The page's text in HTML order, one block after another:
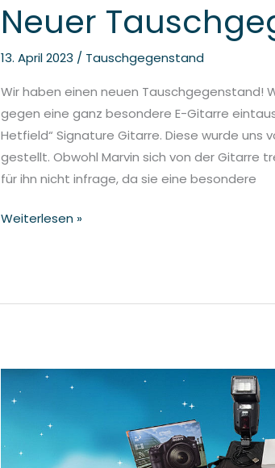
Neuer
13. April 2023 / Tauschgegenstand
Wir haben einen neuen Tauschgegenstand!
gegen eine ganz besondere E-Gitarre
Hetfield“ Signature Gitarre. Diese wurde uns
gestellt. Obwohl Marvin sich von der Gitarre
für ihn nicht infrage, da sie eine besondere
Weiterlesen »
Tauschgegenstand